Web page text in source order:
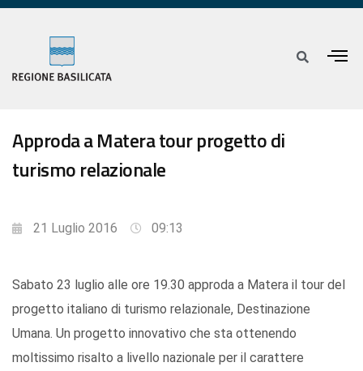
Approda a Matera tour progetto di
turismo relazionale
21 Luglio 2016 09:13
Sabato 23 luglio alle ore 19.30 approda a Matera il tour del
progetto italiano di turismo relazionale, Destinazione
Umana. Un progetto innovativo che sta ottenendo
moltissimo risalto a livello nazionale per il carattere